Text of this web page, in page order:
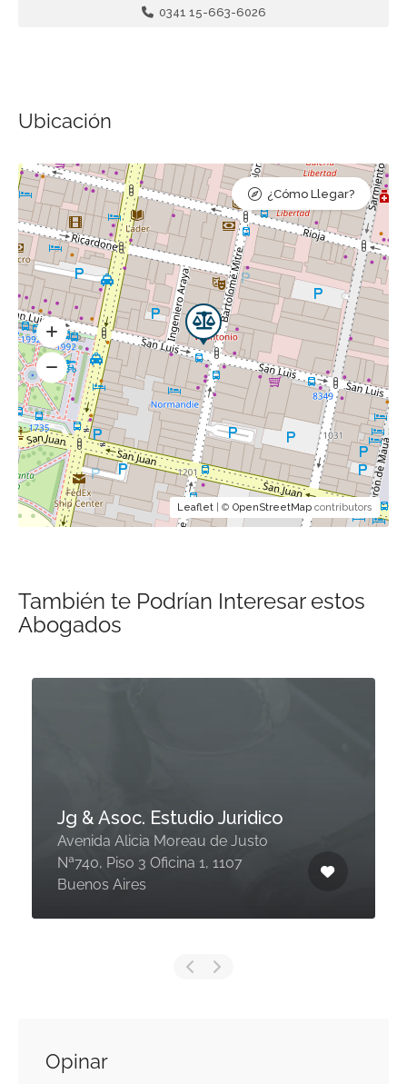
0341 15-663-6026
Ubicación
Leaflet | © OpenStreetMap contributors
¿Cómo Llegar?
También te Podrían Interesar estos
Abogados
Jg & Asoc. Estudio Juridico
Avenida Alicia Moreau de Justo
Nª740, Piso 3 Oficina 1, 1107
Buenos Aires
Opinar